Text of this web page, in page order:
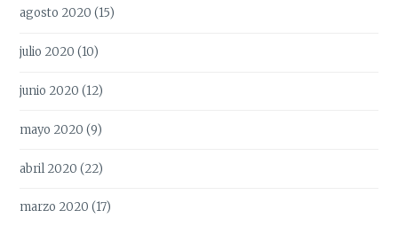
agosto 2020 (15)
julio 2020 (10)
junio 2020 (12)
mayo 2020 (9)
abril 2020 (22)
marzo 2020 (17)